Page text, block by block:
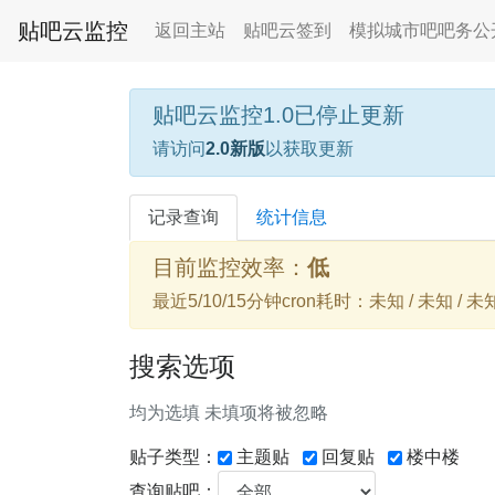
贴吧云监控 返回主站 贴吧云签到 模拟城市吧吧务公
贴吧云监控1.0已停止更新
请访问2.0新版 以获取更新
记录查询 统计信息
目前监控效率： 低
最近5/10/15分钟cron耗时：未知 / 未知 / 未
搜索选项
均为选填 未填项将被忽略
贴子类型： 主题贴 回复贴
楼中楼
查询贴吧：